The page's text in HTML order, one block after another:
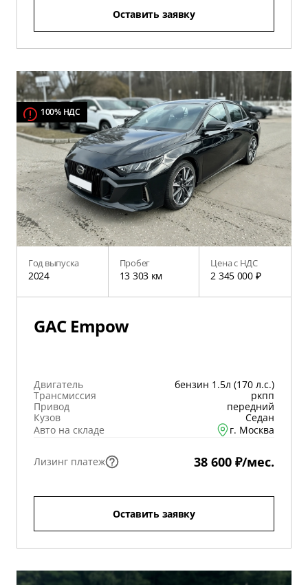
Оставить заявку
100% НДС
Год выпуска
2024
Пробег
13 303 км
Цена с НДС
2 345 000 ₽
GAC Empow
Двигатель
бензин 1.5л (170 л.с.)
Трансмиссия
ркпп
Привод
передний
Кузов
Седан
Авто на складе
г. Москва
Лизинг платеж 38 600 ₽/мес.
Оставить заявку